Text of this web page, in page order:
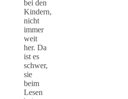
bei den
Kindern,
nicht
immer
weit
her. Da
ist es
schwer,
sie
beim
Lesen